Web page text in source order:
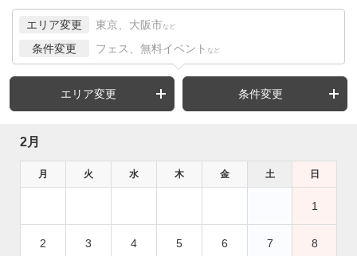
エリア変更 東京、大阪市 など
条件変更 フェス、無料イベント など
エリア変更 条件変更
2月
月 火 水 木 金 土 日
1
2 3 4 5 6 7 8